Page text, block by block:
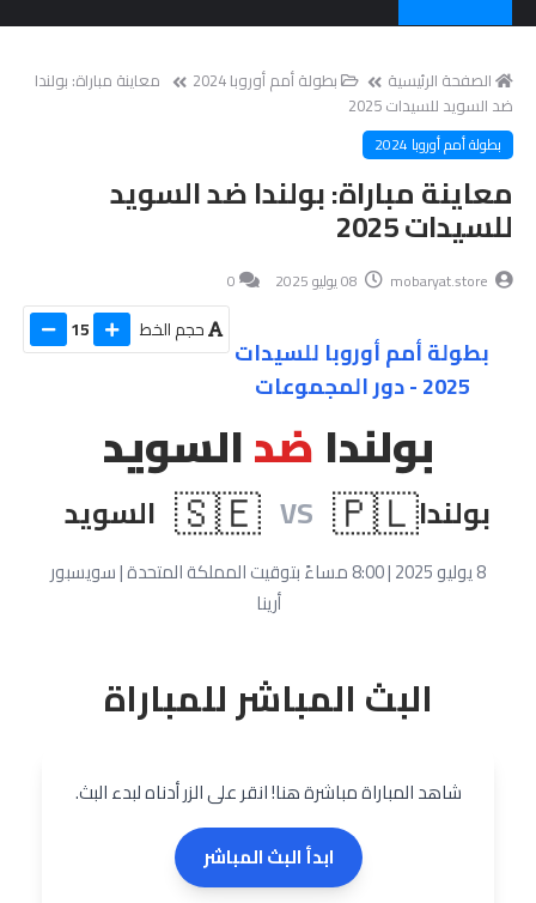
الصفحة الرئيسية بطولة أمم أوروبا 2024
معاينة مباراة: بولندا
ضد السويد للسيدات 2025
بطولة أمم أوروبا 2024
معاينة مباراة: بولندا ضد السويد
للسيدات 2025
mobaryat.store
0
حجم الخط 15
بطولة أمم أوروبا للسيدات
2025 - دور المجموعات
بولنداضدالسويد
بولندا🇵🇱
VS
🇸🇪 السويد
8 يوليو 2025 | 8:00 مساءً بتوقيت المملكة المتحدة | سويسبور
أرينا
البث المباشر للمباراة
شاهد المباراة مباشرة هنا! انقر على الزر أدناه لبدء البث.
ابدأ البث المباشر